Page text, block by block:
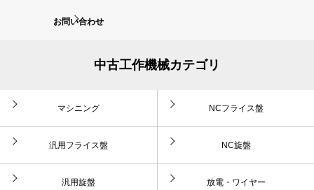
お問い合わせ
中古工作機械カテゴリ
マシニング NCフライス盤
汎用フライス盤 NC旋盤
汎用旋盤 放電・ワイヤー